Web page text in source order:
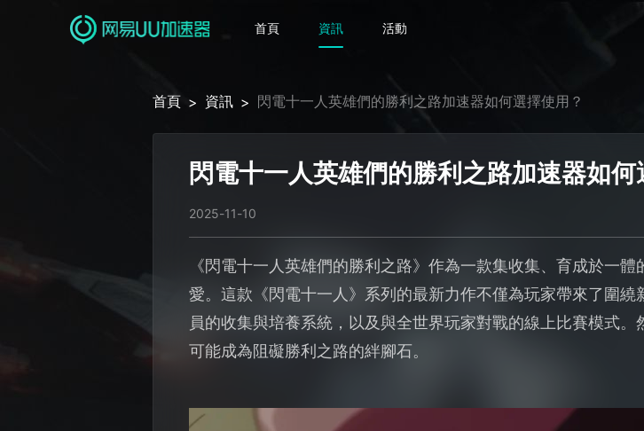
首頁 資訊 活動
首頁 > 資訊 > 閃電十一人英雄們的勝利之路加速器如何選擇使用？
閃電十一人英雄們的勝利之路加速器如何
2025-11-10
《閃電十一人英雄們的勝利之路》作為一款集收集、育成於一
愛。這款《閃電十一人》系列的最新力作不僅為玩家帶來了圍
員的收集與培養系統，以及與全世界玩家對戰的線上比賽模式
可能成為阻礙勝利之路的絆腳石。